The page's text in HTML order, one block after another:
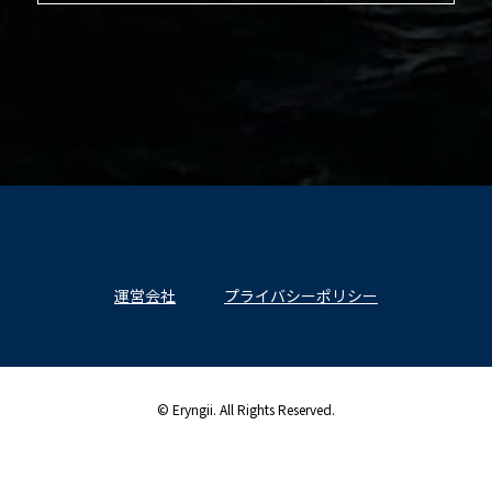
運営会社 プライバシーポリシー
© Eryngii. All Rights Reserved.